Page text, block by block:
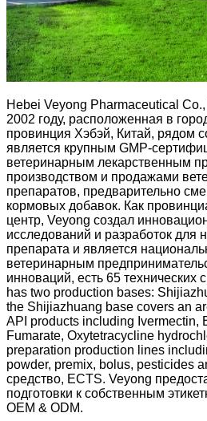
Hebei Veyong Pharmaceutical
2002 году, расположенная в
провинция Хэбэй, Китай, рядом
является крупным GMP-
ветеринарным лекарственным
производством и продажами
препаратов, предварительно
кормовых добавок. Как
центр, Veyong создал
исследований и разработок для
препарата и является
ветеринарным
инноваций, есть 65 технических
has two production bases:
the Shijiazhuang base covers an
API products including Ivermectin,
Fumarate, Oxytetracycline
preparation production lines
powder, premix, bolus, pesticides
средство, ECTS. Veyong
подготовки к собственным
OEM & ODM.